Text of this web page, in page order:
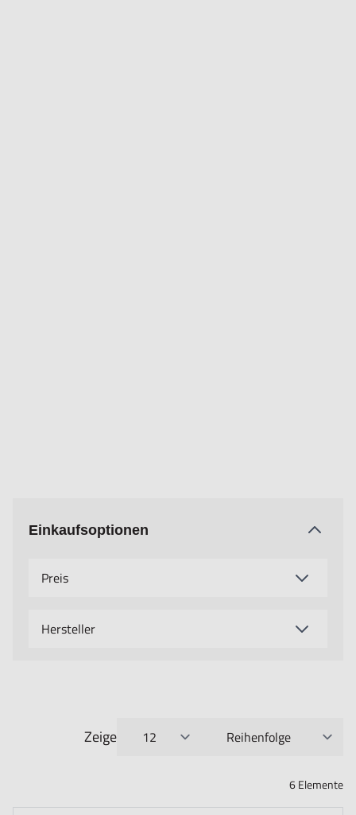
Einkaufsoptionen
Preis
Hersteller
6Elemente
Zeige
pro Seite Sortieren nach